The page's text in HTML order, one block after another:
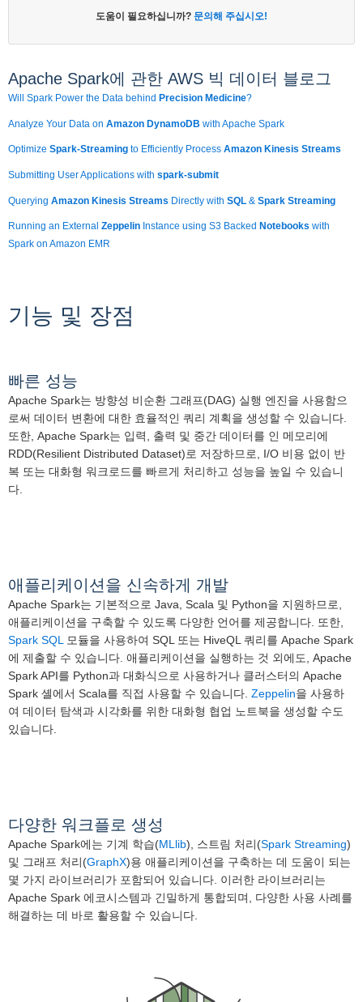
도움이 필요하십니까? 문의해 주십시오!
Apache Spark에 관한 AWS 빅 데이터 블로그
Will Spark Power the Data behind Precision Medicine?
Analyze Your Data on Amazon DynamoDB with Apache Spark
Optimize Spark-Streaming to Efficiently Process Amazon Kinesis Streams
Submitting User Applications with spark-submit
Querying Amazon Kinesis Streams Directly with SQL & Spark Streaming
Running an External Zeppelin Instance using S3 Backed Notebooks with
Spark on Amazon EMR
기능 및 장점
빠른 성능
Apache Spark는 방향성 비순환 그래프(DAG) 실행 엔진을 사용함으
로써 데이터 변환에 대한 효율적인 쿼리 계획을 생성할 수 있습니다.
또한, Apache Spark는 입력, 출력 및 중간 데이터를 인 메모리에
RDD(Resilient Distributed Dataset)로 저장하므로, I/O 비용 없이 반
복 또는 대화형 워크로드를 빠르게 처리하고 성능을 높일 수 있습니
다.
애플리케이션을 신속하게 개발
Apache Spark는 기본적으로 Java, Scala 및 Python을 지원하므로,
애플리케이션을 구축할 수 있도록 다양한 언어를 제공합니다. 또한,
Spark SQL모듈을 사용하여 SQL 또는 HiveQL 쿼리를 Apache Spark
에 제출할 수 있습니다. 애플리케이션을 실행하는 것 외에도, Apache
Spark API를 Python과 대화식으로 사용하거나 클러스터의 Apache
Spark 셸에서 Scala를 직접 사용할 수 있습니다. Zeppelin을 사용하
여 데이터 탐색과 시각화를 위한 대화형 협업 노트북을 생성할 수도
있습니다.
다양한 워크플로 생성
Apache Spark에는 기계 학습(MLlib), 스트림 처리(Spark Streaming)
및 그래프 처리(GraphX)용 애플리케이션을 구축하는 데 도움이 되는
몇 가지 라이브러리가 포함되어 있습니다. 이러한 라이브러리는
Apache Spark 에코시스템과 긴밀하게 통합되며, 다양한 사용 사례를
해결하는 데 바로 활용할 수 있습니다.